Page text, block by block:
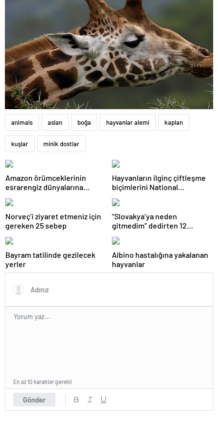
animals aslan boğa hayvanlar alemi kaplan
kuşlar minik dostlar
Amazon örümceklerinin
esrarengiz dünyalarına
Hayvanların ilginç çiftleşme
biçimlerini National
Norveç’i ziyaret etmeniz için
gereken 25 sebep
“Slovakya’ya neden
gitmedim” dedirten 12
Bayram tatilinde gezilecek
yerler
Albino hastalığına yakalanan
hayvanlar
Gönder
En az 10 karakter gerekli